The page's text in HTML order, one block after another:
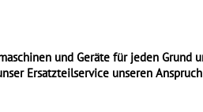
und Geräte für jeden Grund
Ersatzteilservice unseren